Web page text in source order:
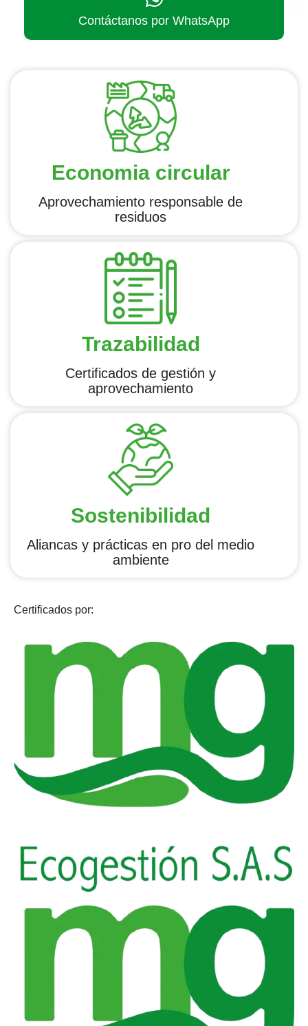
Contáctanos por WhatsApp
Economia circular
Aprovechamiento responsable de
residuos
Trazabilidad
Certificados de gestión y
aprovechamiento
Sostenibilidad
Aliancas y prácticas en pro del medio
ambiente
Certificados por: